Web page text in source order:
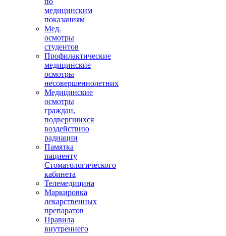
медицинским
показаниям
Мед.
осмотры
студентов
Профилактические
медицинские
осмотры
несовершеннолетних
Медицинские
осмотры
граждан,
подвергшихся
воздействию
радиации
Памятка
пациенту
Стоматологического
кабинета
Телемедицина
Маркировка
лекарственных
препаратов
Правила
внутреннего